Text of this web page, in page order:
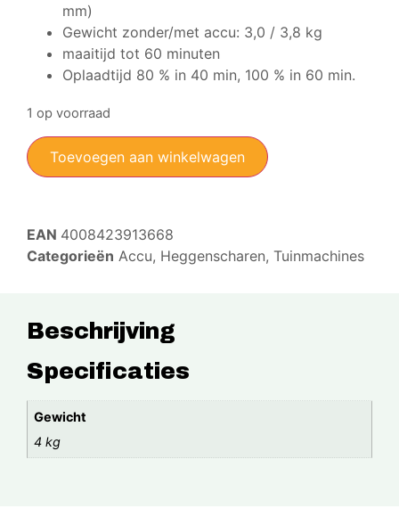
mm)
Gewicht zonder/met accu: 3,0 / 3,8 kg
maaitijd tot 60 minuten
Oplaadtijd 80 % in 40 min, 100 % in 60 min.
1 op voorraad
Toevoegen aan winkelwagen
EAN 4008423913668
Categorieën Accu, Heggenscharen, Tuinmachines
Beschrijving
Specificaties
Gewicht
4 kg